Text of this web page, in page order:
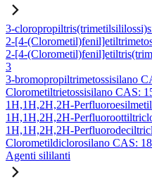
3-
2-[4-
2-[4-
3
3-bromopropiltrimetossisilano
Clorometiltrietossisilano CAS:
1H,1H,2H,2H-
1H,1H,2H,2H-
1H,1H,2H,2H-
Clorometildiclorosilano CAS:
Agenti sililanti